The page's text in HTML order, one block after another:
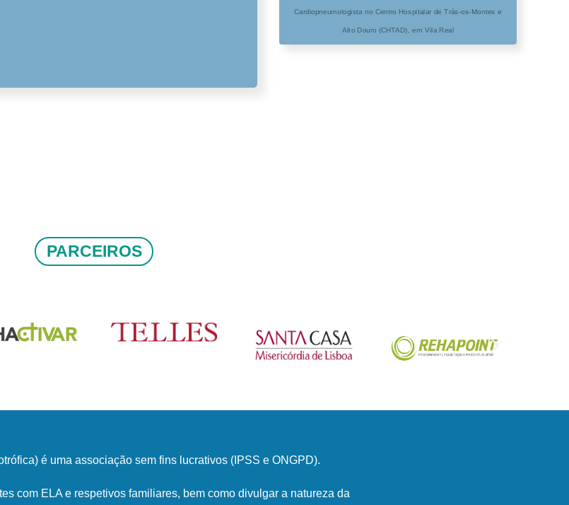
Cardiopneumologista no Centro Hospitalar de Trás-os-Montes e
Alto Douro (CHTAD), em Vila Real
PARCEIROS
é uma associação sem fins lucrativos (IPSS e ONGPD).
com ELA e respetivos familiares, bem como divulgar a natureza da